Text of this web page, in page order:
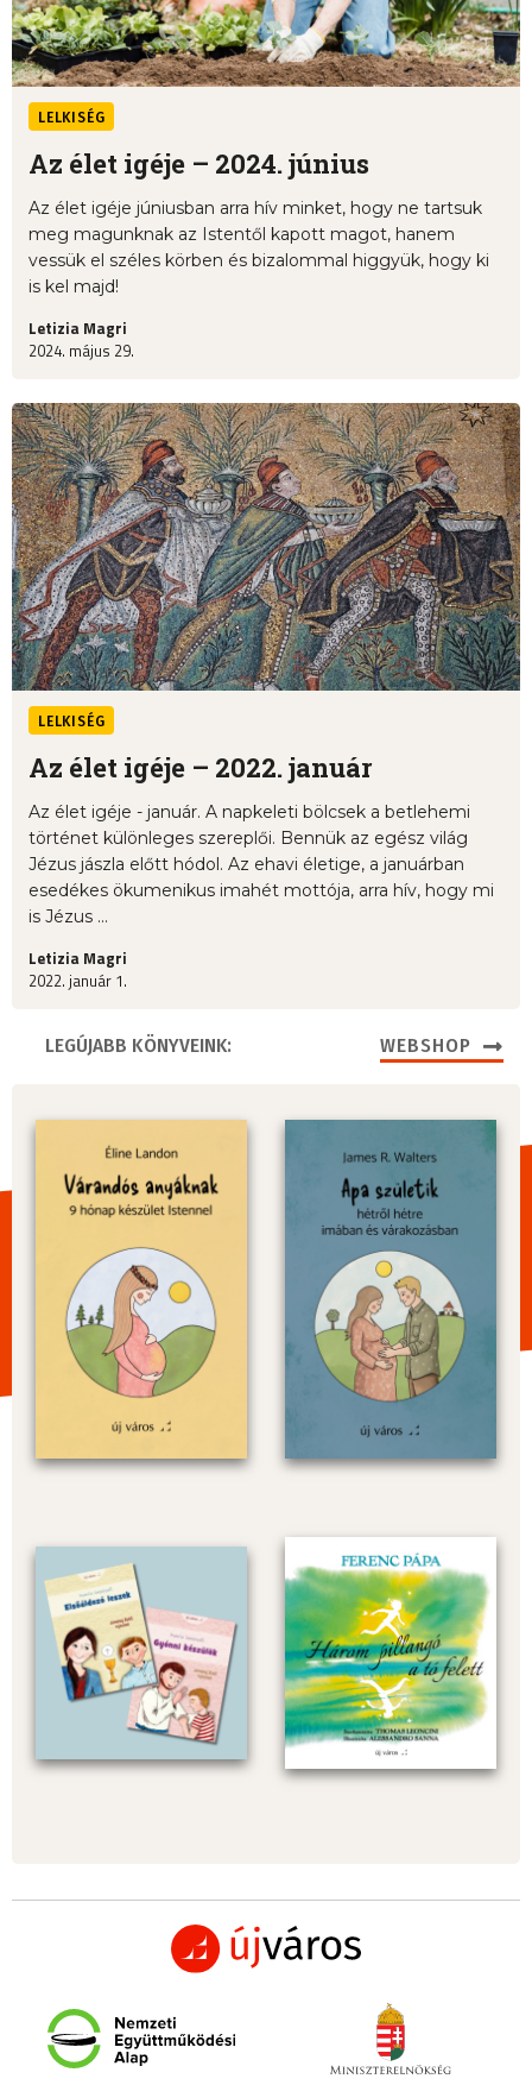
LELKISÉG
Az élet igéje – 2024. június
Az élet igéje júniusban arra hív minket, hogy ne tartsuk
meg magunknak az Istentől kapott magot, hanem
vessük el széles körben és bizalommal higgyük, hogy ki
is kel majd!
Letizia Magri
2024. május 29.
LELKISÉG
Az élet igéje – 2022. január
Az élet igéje - január. A napkeleti bölcsek a betlehemi
történet különleges szereplői. Bennük az egész világ
Jézus jászla előtt hódol. Az ehavi életige, a januárban
esedékes ökumenikus imahét mottója, arra hív, hogy mi
is Jézus ...
Letizia Magri
2022. január 1.
LEGÚJABB KÖNYVEINK: WEBSHOP